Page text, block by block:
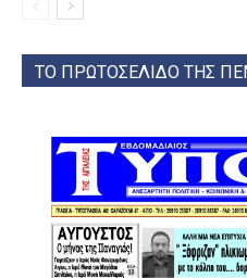
ΤΟ ΠΡΩΤΟΣΕΛΙΔΟ ΤΗΣ